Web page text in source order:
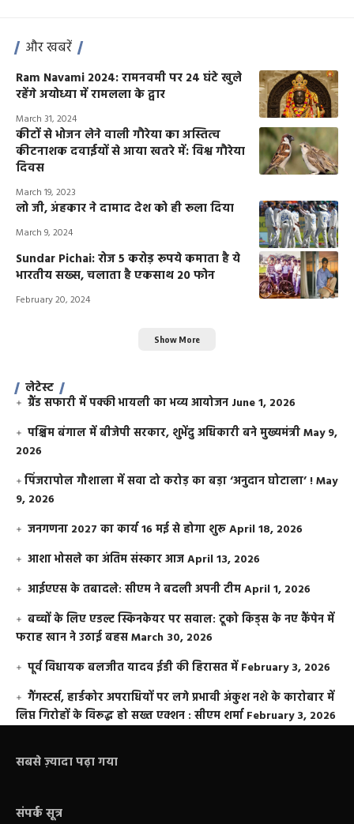
और खबरें
Ram Navami 2024: रामनवमी पर 24 घंटे खुले
रहेंगे अयोध्या में रामलला के द्वार
March 31, 2024
कीटों से भोजन लेने वाली गौरेया का अस्तित्व
कीटनाशक दवाईयों से आया खतरे में: विश्व गौरेया
दिवस
March 19, 2023
लो जी, अंहकार ने दामाद देश को ही रूला दिया
March 9, 2024
Sundar Pichai: रोज 5 करोड़ रूपये कमाता है ये
भारतीय सख्स, चलाता है एकसाथ 20 फोन
February 20, 2024
Show More
लेटेस्ट
ग्रैंड सफारी में पक्की भायली का भव्य आयोजन June 1, 2026
पश्चिम बंगाल में बीजेपी सरकार, शुभेंदु अधिकारी बने मुख्यमंत्रीMay 9,
2026
​पिंजरापोल गौशाला में सवा दो करोड़ का बड़ा ‘अनुदान घोटाला’ !May
9, 2026
जनगणना 2027 का कार्य 16 मई से होगा शुरूApril 18, 2026
आशा भोसले का अंतिम संस्कार आजApril 13, 2026
आईएएस के तबादले: सीएम ने बदली अपनी टीमApril 1, 2026
बच्चों के लिए एडल्ट स्किनकेयर पर सवाल: टूको किड्स के नए कैंपेन में
फराह खान ने उठाई बहसMarch 30, 2026
पूर्व विधायक बलजीत यादव ईडी की हिरासत में February 3, 2026
गैंगस्टर्स, हार्डकोर अपराधियों पर लगे प्रभावी अंकुश नशे के कारोबार में
लिप्त गिरोहों के विरूद्ध हो सख्त एक्शन : सीएम शर्मा February 3, 2026
सबसे ज़्यादा पढ़ा गया
संपर्क सूत्र